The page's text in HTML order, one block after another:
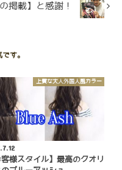
掲載】と感謝！
す。
上質な大人外国人風カラー
客様スタイル】最高のクオリ